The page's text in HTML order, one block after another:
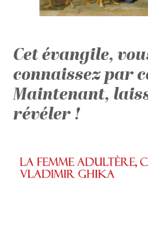
Cet évangile,
connaissez par
Maintenant,
révéler !